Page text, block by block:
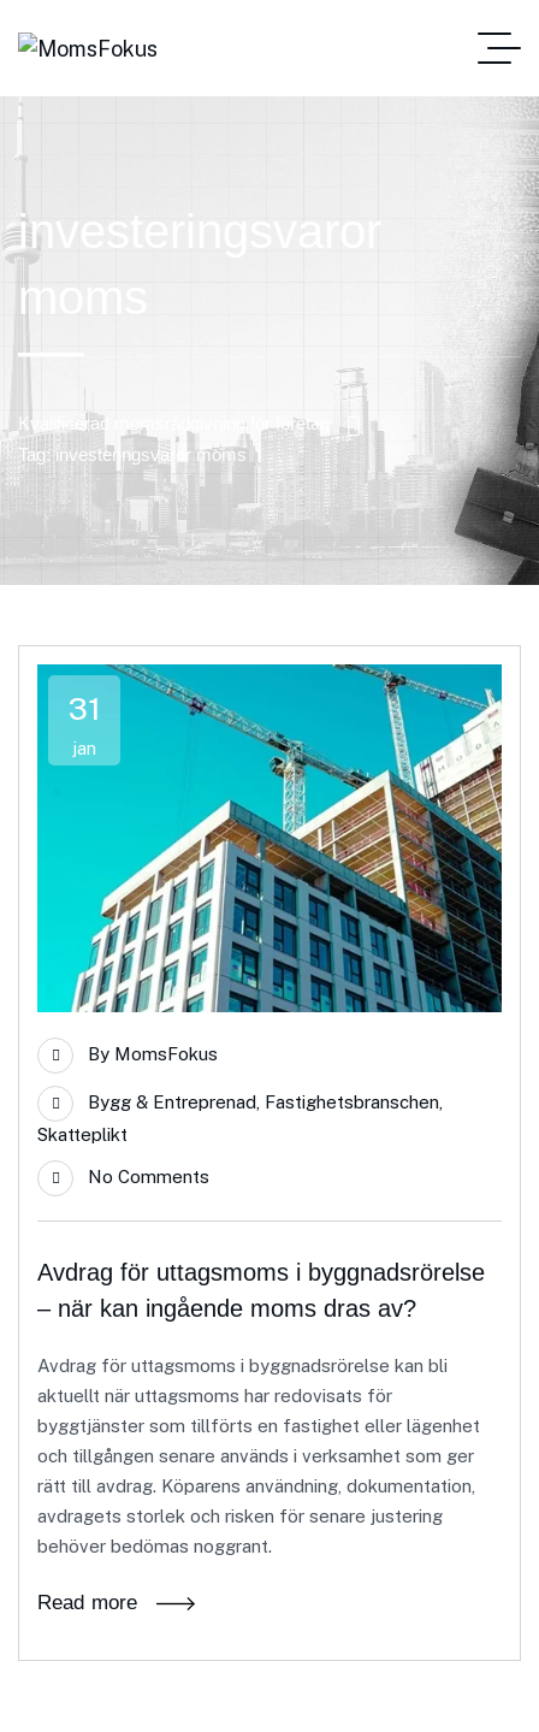
investeringsvaror
moms
Kvalificerad momsrådgivning för företag
Tag: investeringsvaror moms
31
jan
By MomsFokus
Bygg & Entreprenad, Fastighetsbranschen,
Skatteplikt
No Comments
Avdrag för uttagsmoms i byggnadsrörelse
– när kan ingående moms dras av?
Avdrag för uttagsmoms i byggnadsrörelse kan bli
aktuellt när uttagsmoms har redovisats för
byggtjänster som tillförts en fastighet eller lägenhet
och tillgången senare används i verksamhet som ger
rätt till avdrag. Köparens användning, dokumentation,
avdragets storlek och risken för senare justering
behöver bedömas noggrant.
Read more